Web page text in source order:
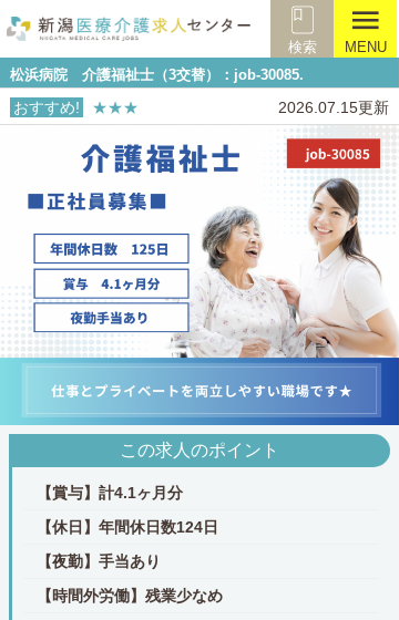
検索
menu
MENU
松浜病院 介護福祉士（3交替）：job-30085.
おすすめ! ★★★ 2026.07.15更新
この求人のポイント
【賞与】計4.1ヶ月分
【休日】年間休日数124日
【夜勤】手当あり
【時間外労働】残業少なめ